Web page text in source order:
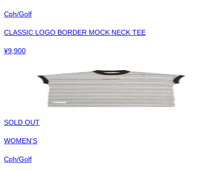
Cph/Golf
CLASSIC LOGO BORDER MOCK NECK TEE
¥9,900
SOLD OUT
WOMEN'S
Cph/Golf